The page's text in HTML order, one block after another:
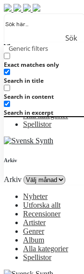
Sök
Generic filters
Exact matches only
Search in title
Search in content
Search in excerpt
Nyheter
Recensioner
Genrer
Alla kategorier
Spellistor
Arkiv
Arkiv
Nyheter
Utforska allt
Recensioner
Artister
Genrer
Album
Alla kategorier
Spellistor